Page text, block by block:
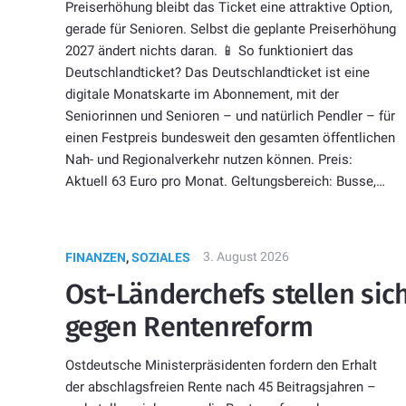
Preiserhöhung bleibt das Ticket eine attraktive Option,
gerade für Senioren. Selbst die geplante Preiserhöhung
2027 ändert nichts daran. 📱 So funktioniert das
Deutschlandticket? Das Deutschlandticket ist eine
digitale Monatskarte im Abonnement, mit der
Seniorinnen und Senioren – und natürlich Pendler – für
einen Festpreis bundesweit den gesamten öffentlichen
Nah- und Regionalverkehr nutzen können. Preis:
Aktuell 63 Euro pro Monat. Geltungsbereich: Busse,…
FINANZEN,SOZIALES 3. August 2026
Ost-Länderchefs stellen
gegen Rentenreform
Ostdeutsche Ministerpräsidenten fordern den Erhalt
der abschlagsfreien Rente nach 45 Beitragsjahren –